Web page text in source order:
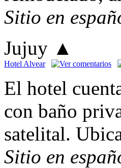
Sitio en
Jujuy ▲
Hotel Alvear
El hotel
con baño
satelital.
Sitio en